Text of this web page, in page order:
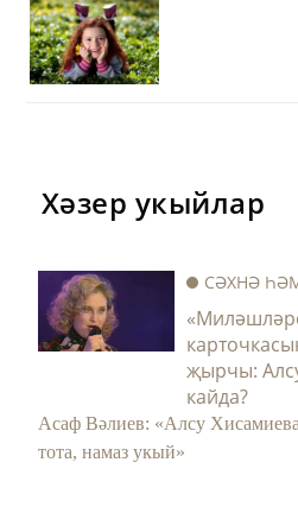
Хәзер укыйлар
СӘХНӘ
җырчы:
кайда?
Асаф Вәлиев: «Алсу
тота, намаз укый»